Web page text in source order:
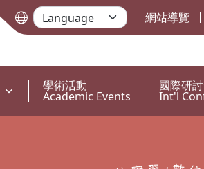
網站導覽
學術活動
Academic Events
國際研
Int'l